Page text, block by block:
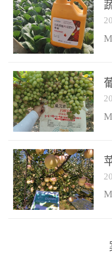
合大量元素水溶肥一起
用，促使果实膨大，果
饱满，品质好，果、枝健
后期∶冲施、滴灌2.5-
亩/次配合大量元素水
一起使用，果实转色均
匀，口感好，糖度提高，
预防枝叶早衰。5、叶面
施︰浓度800-1500倍（
6kg/公顷，间隔10-14天
次，喷1-3次。